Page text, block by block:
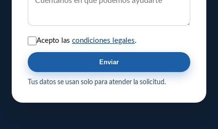
Acepto las condiciones legales.
Enviar
Tus datos se usan solo para atender la solicitud.